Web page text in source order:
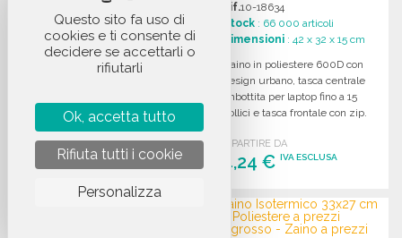
Stock: 9 300 articoli
Dimensioni: 44 x 32 x 18 cm
Zaino robusto in poliestere
per laptop fino a 15 pollici.
A PARTIRE DA
7,57 €IVA ESCLUSA
Rif.10-18634
Stock : 66 000 articoli
Dimensioni : 42 x 32 x 15 cm
Zaino in poliestere 600D con
design urbano, tasca centrale
imbottita per laptop fino a 15
pollici e tasca frontale con zip.
A PARTIRE DA
4,24 €IVA ESCLUSA
ORDINARE
Richiedi un preventivo
Questo sito fa uso di
cookies e ti consente di
decidere se accettarli o
rifiutarli
Ok, accetta tutto
Rifiuta tutti i cookie
Personalizza